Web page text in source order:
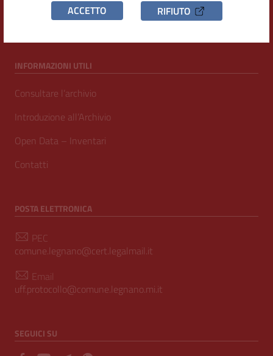
ACCETTO RIFIUTO
C.F. / P.IVA
00807960158
INFORMAZIONI UTILI
Consultare l’archivio
Introduzione all’Archivio
Open Data – Inventari
Contatti
POSTA ELETTRONICA
PEC
comune.legnano@cert.legalmail.it
Email
uff.protocollo@comune.legnano.mi.it
SEGUICI SU